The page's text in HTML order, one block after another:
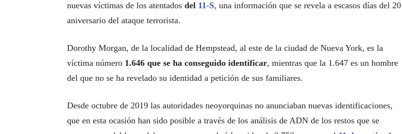
nuevas víctimas de los atentados del 11-S, una información que se revela a escasos días del 20
aniversario del ataque terrorista.
Dorothy Morgan, de la localidad de Hempstead, al este de la ciudad de Nueva York, es la
víctima número 1.646 que se ha conseguido identificar, mientras que la 1.647 es un hombre
del que no se ha revelado su identidad a petición de sus familiares.
Desde octubre de 2019 las autoridades neoyorquinas no anunciaban nuevas identificaciones,
que en esta ocasión han sido posible a través de los análisis de ADN de los restos que se